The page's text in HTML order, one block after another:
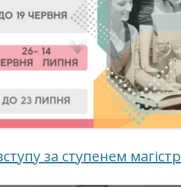
за ступенем магістр